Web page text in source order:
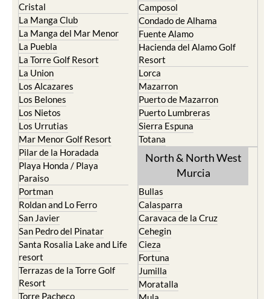
Cristal
La Manga Club
La Manga del Mar Menor
La Puebla
La Torre Golf Resort
La Union
Los Alcazares
Los Belones
Los Nietos
Los Urrutias
Mar Menor Golf Resort
Pilar de la Horadada
Playa Honda / Playa
Paraiso
Portman
Roldan and Lo Ferro
San Javier
San Pedro del Pinatar
Santa Rosalia Lake and Life
resort
Terrazas de la Torre Golf
Resort
Torre Pacheco
Camposol
Condado de Alhama
Fuente Alamo
Hacienda del Alamo Golf
Resort
Lorca
Mazarron
Puerto de Mazarron
Puerto Lumbreras
Sierra Espuna
Totana
North & North West
Murcia
Bullas
Calasparra
Caravaca de la Cruz
Cehegin
Cieza
Fortuna
Jumilla
Moratalla
Mula